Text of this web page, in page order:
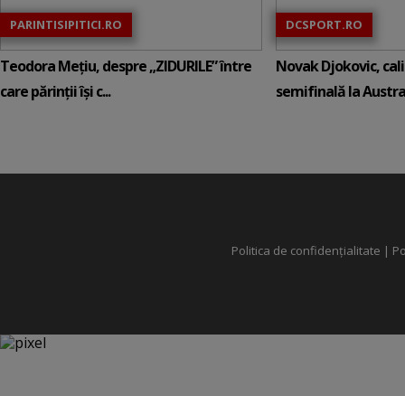
PARINTISIPITICI.RO
Teodora Mețiu, despre „ZIDURILE” între
care părinții își c...
DCSPORT.RO
Novak Djokovic,
semifinală la
Politica de confidențialitate |